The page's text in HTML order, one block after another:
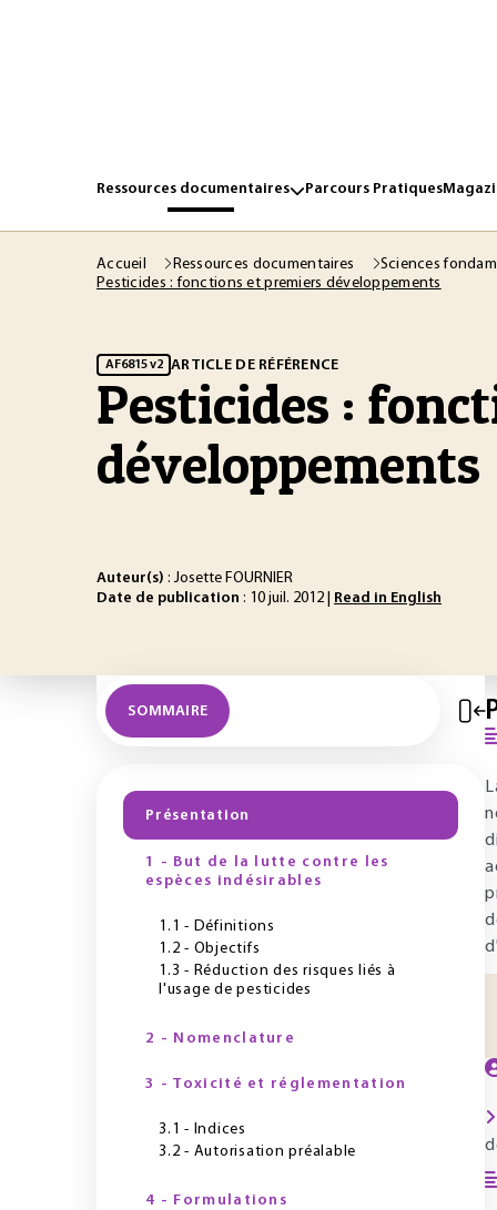
Ressources documentaires Parcours Pratiques
Accueil Ressources documentaires Sciences
Pesticides : fonctions et premiers développements
AF6815 v2 ARTICLE DE RÉFÉRENCE
Pesticides :
développements
Auteur(s) : Josette FOURNIER
Date de publication : 10 juil. 2012 | Read in English
SOMMAIRE
Présentation
1 - But de la lutte contre les
espèces indésirables
1.1 - Définitions
1.2 - Objectifs
1.3 - Réduction des risques liés à
l'usage de pesticides
2 - Nomenclature
3 - Toxicité et réglementation
3.1 - Indices
3.2 - Autorisation préalable
4 - Formulations